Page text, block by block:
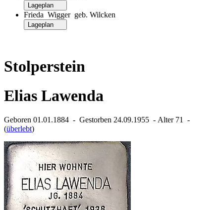
Frieda Wigger geb. Wilcken
Stolperstein
Elias Lawenda
Geboren 01.01.1884 ‐ Gestorben 24.09.1955 ‐ Alter 71 ‐
(überlebt)